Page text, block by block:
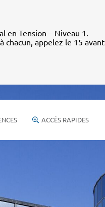
en Tension – Niveau 1.
chacun, appelez le 15 avant
ACCÈS RAPIDES